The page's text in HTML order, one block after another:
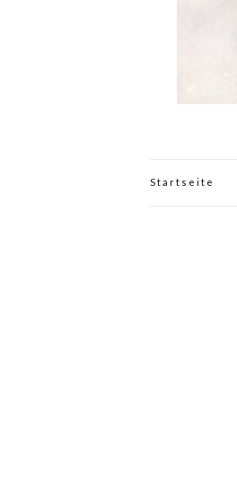
Startseite